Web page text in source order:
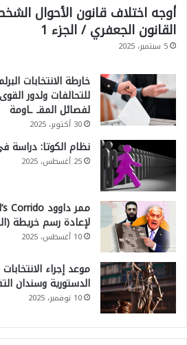
أوجه اختلاف قانون الأحوال
القانون الجعفري / الجزء 1
5 سبتمبر، 2025
للتحالفات ولدور
لفصائل المقـ ـاومة
30 أكتوبر، 2025
نظام الكوتا: دراسة
25 أغسطس، 2025
لإعادة رسم خريطة
10 أغسطس، 2025
موعد إجراء
الدستورية وسندان
10 نوفمبر، 2025